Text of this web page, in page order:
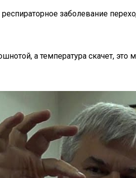
заболевание
а температура скачет,